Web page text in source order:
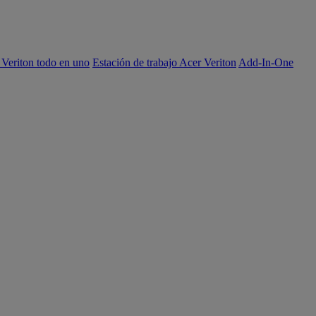
todo en uno Estación de trabajo Acer Veriton Add-In-One